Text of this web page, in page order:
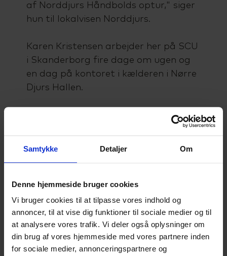
Samtykke Detaljer Om
Denne hjemmeside bruger cookies
Vi bruger cookies til at tilpasse vores indhold og
annoncer, til at vise dig funktioner til sociale medier og til
at analysere vores trafik. Vi deler også oplysninger om
din brug af vores hjemmeside med vores partnere inden
for sociale medier, annonceringspartnere og
af Norddjurs Håndbolds optur," siger
hun til lokalvisen Norddjurs.
Karen Kristensen arbejder her på SCU
i Skanderborg fire dage om ugen og
en dag på kontoret i kælderen i Nørre
Djurs Hallen.
på EUD/EUX og HHX.
"Det giver hende en solid forståelse
for økonomi og strategisk
planlægning, som er afgørende i
hendes rolle som direktør," skriver
avisen.